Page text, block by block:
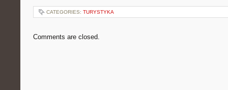
CATEGORIES: TURYSTYKA
Comments are closed.